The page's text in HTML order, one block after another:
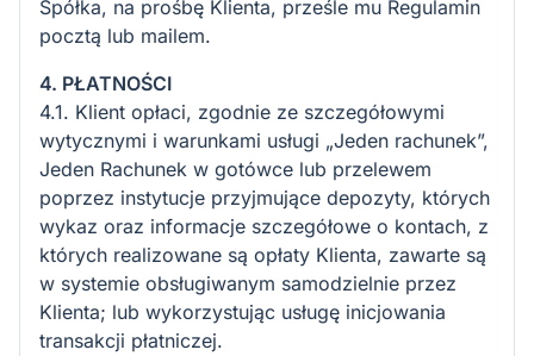
Spółka, na prośbę Klienta, prześle mu Regulamin
pocztą lub mailem.
4. PŁATNOŚCI
4.1. Klient opłaci, zgodnie ze szczegółowymi
wytycznymi i warunkami usługi „Jeden rachunek”,
Jeden Rachunek w gotówce lub przelewem
poprzez instytucje przyjmujące depozyty, których
wykaz oraz informacje szczegółowe o kontach, z
których realizowane są opłaty Klienta, zawarte są
w systemie obsługiwanym samodzielnie przez
Klienta; lub wykorzystując usługę inicjowania
transakcji płatniczej.